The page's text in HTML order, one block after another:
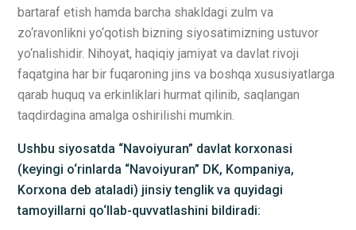
bartaraf etish hamda barcha shakldagi zulm va
zo‘ravonlikni yo‘qotish bizning siyosatimizning ustuvor
yo‘nalishidir. Nihoyat, haqiqiy jamiyat va davlat rivoji
faqatgina har bir fuqaroning jins va boshqa xususiyatlarga
qarab huquq va erkinliklari hurmat qilinib, saqlangan
taqdirdagina amalga oshirilishi mumkin.
Ushbu siyosatda “Navoiyuran” davlat korxonasi
(keyingi o‘rinlarda “Navoiyuran” DK, Kompaniya,
Korxona deb ataladi) jinsiy tenglik va quyidagi
tamoyillarni qo‘llab-quvvatlashini bildiradi: